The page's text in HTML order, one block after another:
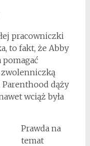
pracowniczki
to fakt, że Abby
pomagać
zwolenniczką
Parenthood dąży
wciąż była
Prawda na
temat